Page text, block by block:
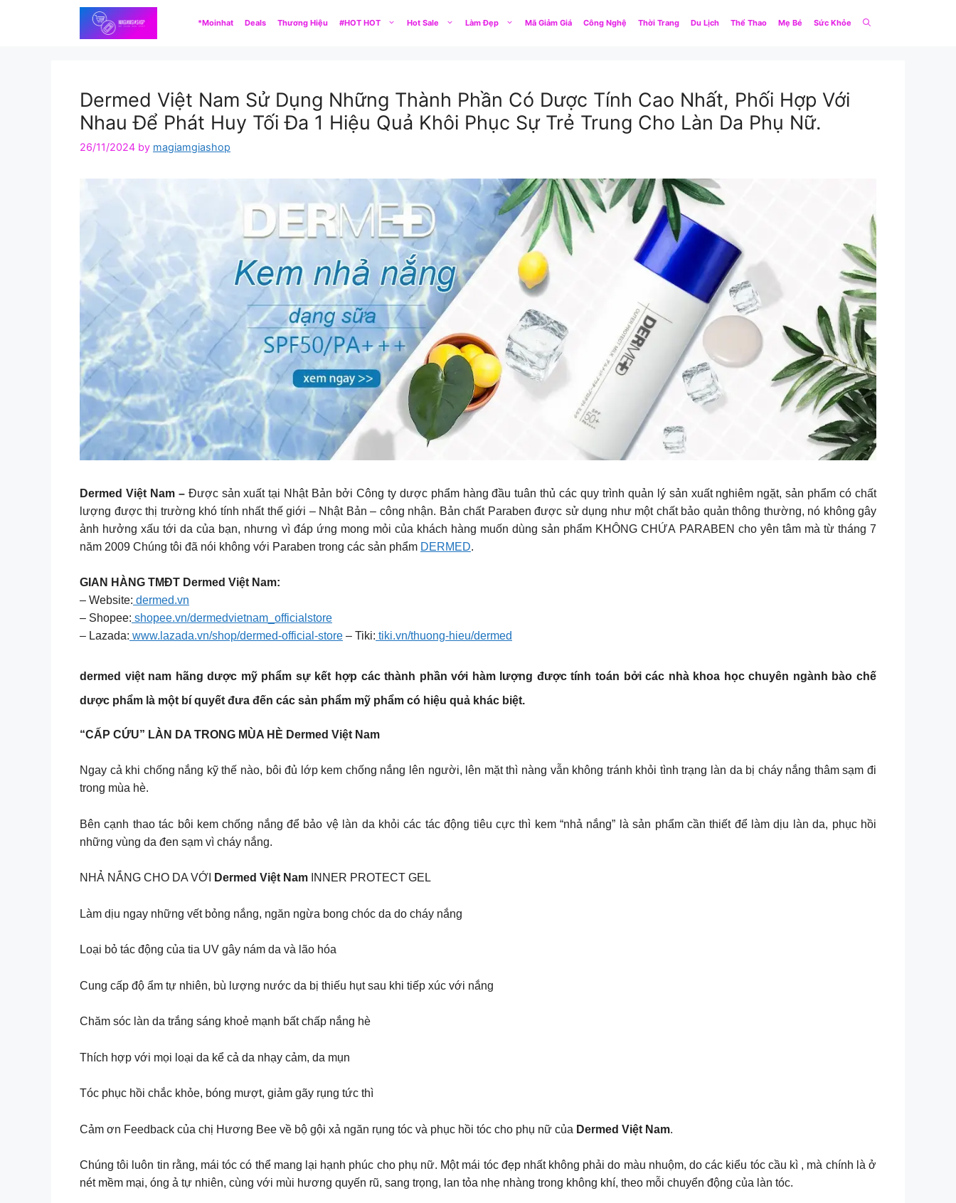
*Moinhat Deals Thương Hiệu #HOT HOT Hot Sale Làm Đẹp Mã Giảm Giá Công Nghệ Thời Trang Du Lịch Thể Thao Mẹ Bé Sức Khỏe
Dermed Việt Nam Sử Dụng Những Thành Phần Có Dược Tính Cao Nhất, Phối Hợp Với
Nhau Để Phát Huy Tối Đa 1 Hiệu Quả Khôi Phục Sự Trẻ Trung Cho Làn Da Phụ Nữ.
26/11/2024 by magiamgiashop
Dermed Việt Nam – Được sản xuất tại Nhật Bản bởi Công ty dược phẩm hàng đầu tuân thủ các quy trình quản lý sản xuất nghiêm ngặt, sản phẩm có chất
lượng được thị trường khó tính nhất thế giới – Nhật Bản – công nhận. Bản chất Paraben được sử dụng như một chất bảo quản thông thường, nó không gây
ảnh hưởng xấu tới da của bạn, nhưng vì đáp ứng mong mỏi của khách hàng muốn dùng sản phẩm KHÔNG CHỨA PARABEN cho yên tâm mà từ tháng 7
năm 2009 Chúng tôi đã nói không với Paraben trong các sản phẩm DERMED.
GIAN HÀNG TMĐT Dermed Việt Nam:
– Website: dermed.vn
– Shopee: shopee.vn/dermedvietnam_officialstore
– Lazada: www.lazada.vn/shop/dermed-official-store – Tiki: tiki.vn/thuong-hieu/dermed
dermed việt nam hãng dược mỹ phẩm sự kết hợp các thành phần với hàm lượng được tính toán bởi các nhà khoa học chuyên ngành bào chế
dược phẩm là một bí quyết đưa đến các sản phẩm mỹ phẩm có hiệu quả khác biệt.
“CẤP CỨU” LÀN DA TRONG MÙA HÈ Dermed Việt Nam
Ngay cả khi chống nắng kỹ thế nào, bôi đủ lớp kem chống nắng lên người, lên mặt thì nàng vẫn không tránh khỏi tình trạng làn da bị cháy nắng thâm sạm đi
trong mùa hè.
Bên cạnh thao tác bôi kem chống nắng để bảo vệ làn da khỏi các tác động tiêu cực thì kem “nhả nắng” là sản phẩm cần thiết để làm dịu làn da, phục hồi
những vùng da đen sạm vì cháy nắng.
NHẢ NẮNG CHO DA VỚI Dermed Việt Nam INNER PROTECT GEL
Làm dịu ngay những vết bỏng nắng, ngăn ngừa bong chóc da do cháy nắng
Loại bỏ tác động của tia UV gây nám da và lão hóa
Cung cấp độ ẩm tự nhiên, bù lượng nước da bị thiếu hụt sau khi tiếp xúc với nắng
Chăm sóc làn da trắng sáng khoẻ mạnh bất chấp nắng hè
Thích hợp với mọi loại da kể cả da nhạy cảm, da mụn
Tóc phục hồi chắc khỏe, bóng mượt, giảm gãy rụng tức thì
Cảm ơn Feedback của chị Hương Bee về bộ gội xả ngăn rụng tóc và phục hồi tóc cho phụ nữ của Dermed Việt Nam.
Chúng tôi luôn tin rằng, mái tóc có thể mang lại hạnh phúc cho phụ nữ. Một mái tóc đẹp nhất không phải do màu nhuộm, do các kiểu tóc cầu kì , mà chính là ở
nét mềm mại, óng ả tự nhiên, cùng với mùi hương quyến rũ, sang trọng, lan tỏa nhẹ nhàng trong không khí, theo mỗi chuyển động của làn tóc.